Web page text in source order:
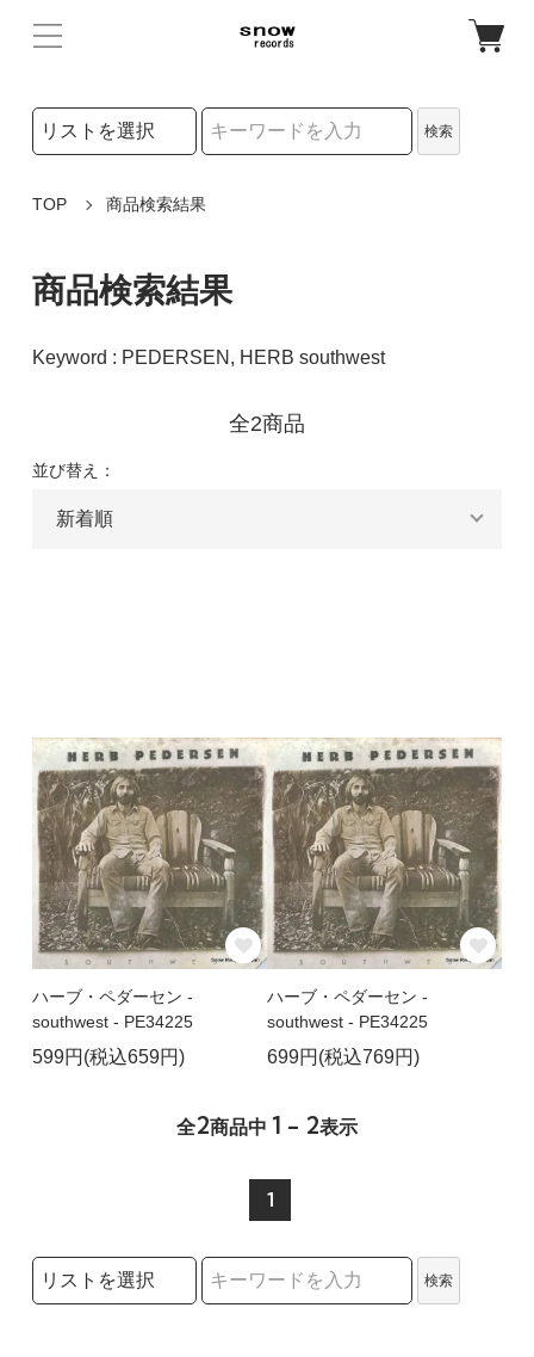
検索リストの選択
検索
TOP 商品検索結果
商品検索結果
Keyword : PEDERSEN, HERB southwest
全2商品
並び替え：
ハーブ・ペダーセン -
southwest - PE34225
599円(税込659円)
ハーブ・ペダーセン -
southwest - PE34225
699円(税込769円)
全2商品中 1 - 2表示
1
検索リストの選択
検索